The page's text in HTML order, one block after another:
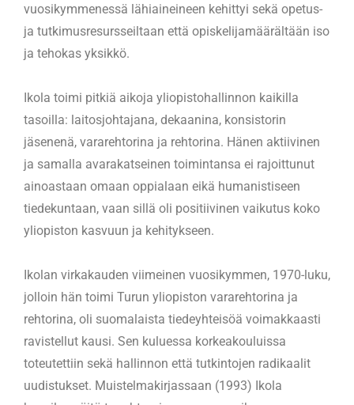
vuosikymmenessä lähiaineineen kehittyi sekä opetus-
ja tutkimusresursseiltaan että opiskelijamäärältään iso
ja tehokas yksikkö.
Ikola toimi pitkiä aikoja yliopistohallinnon kaikilla
tasoilla: laitosjohtajana, dekaanina, konsistorin
jäsenenä, vararehtorina ja rehtorina. Hänen aktiivinen
ja samalla avarakatseinen toimintansa ei rajoittunut
ainoastaan omaan oppialaan eikä humanistiseen
tiedekuntaan, vaan sillä oli positiivinen vaikutus koko
yliopiston kasvuun ja kehitykseen.
Ikolan virkakauden viimeinen vuosikymmen, 1970-luku,
jolloin hän toimi Turun yliopiston vararehtorina ja
rehtorina, oli suomalaista tiedeyhteisöä voimakkaasti
ravistellut kausi. Sen kuluessa korkeakouluissa
toteutettiin sekä hallinnon että tutkintojen radikaalit
uudistukset. Muistelmakirjassaan (1993) Ikola